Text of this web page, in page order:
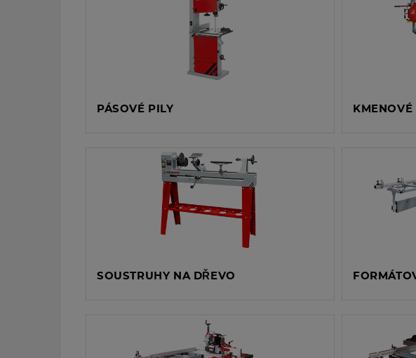
PÁSOVÉ PILY KMENOVÉ
SOUSTRUHY NA DŘEVO